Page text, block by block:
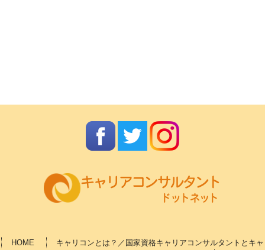
HOME
キャリコンとは？／国家資格キャリアコンサルタントとキャ